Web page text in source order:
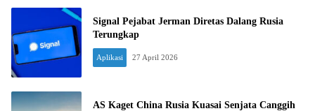
Signal Pejabat Jerman Diretas Dalang Rusia
Terungkap
Aplikasi 27 April 2026
AS Kaget China Rusia Kuasai Senjata Canggih